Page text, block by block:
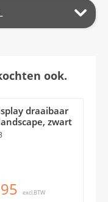
ook.
draaibaar
zwart
excl.BTW